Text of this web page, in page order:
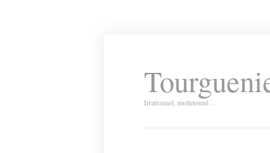
Irrationnel, molletonné…